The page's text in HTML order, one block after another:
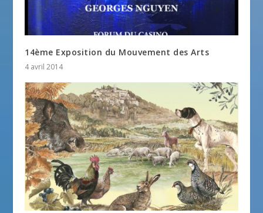
14ème Exposition du Mouvement des Arts
4 avril 2014